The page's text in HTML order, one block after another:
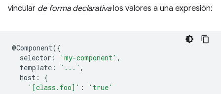
vincular de forma declarativalos valores a una expresión:
@Component({
selector : 'my-component' ,
template : `...` ,
host :
{
'[class.foo]' :
'true'